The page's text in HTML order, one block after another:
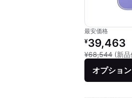
最安価格
リファービッ
¥39,463
¥68,544 (新
オプショ